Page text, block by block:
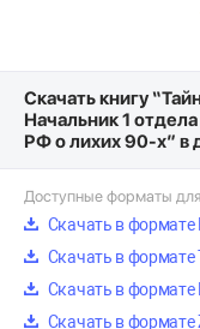
Скачать книгу
Начальник 1
РФ о лихих 90-х” в
Доступные форматы
Скачать в формате
Скачать в формате
Скачать в формате
Скачать в формате